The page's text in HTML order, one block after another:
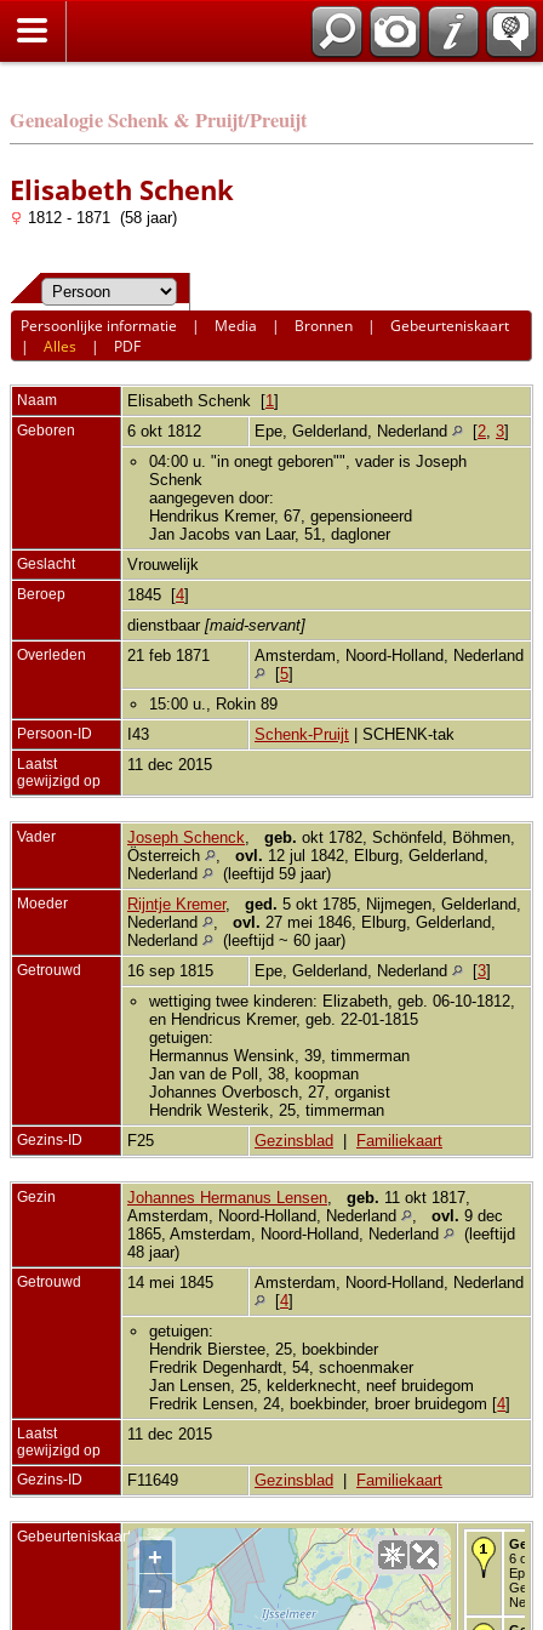
Genealogie Schenk & Pruijt/Preuijt
Elisabeth Schenk
1812 - 1871 (58 jaar)
Persoonlijke informatie | Media | Bronnen |Gebeurteniskaart
|Alles | PDF
Naam Elisabeth Schenk [1]
Geboren 6 okt 1812 Epe, Gelderland, Nederland [2, 3]
04:00 u. "in onegt geboren"", vader is Joseph
Schenk
aangegeven door:
Hendrikus Kremer, 67, gepensioneerd
Jan Jacobs van Laar, 51, dagloner
Geslacht Vrouwelijk
Beroep 1845 [4]
dienstbaar [maid-servant]
Overleden 21 feb 1871
Amsterdam, Noord-Holland, Nederland
[5]
15:00 u., Rokin 89
Persoon-ID I43 Schenk-Pruijt | SCHENK-tak
Laatst
gewijzigd op
11 dec 2015
Vader Joseph Schenck, geb. okt 1782, Schönfeld, Böhmen,
Österreich
, ovl. 12 jul 1842, Elburg, Gelderland,
Nederland
(leeftijd 59 jaar)
Moeder Rijntje Kremer, ged. 5 okt 1785, Nijmegen, Gelderland,
Nederland
, ovl. 27 mei 1846, Elburg, Gelderland,
Nederland
(leeftijd ~ 60 jaar)
Getrouwd 16 sep 1815 Epe, Gelderland, Nederland [3]
wettiging twee kinderen: Elizabeth, geb. 06-10-1812,
en Hendricus Kremer, geb. 22-01-1815
getuigen:
Hermannus Wensink, 39, timmerman
Jan van de Poll, 38, koopman
Johannes Overbosch, 27, organist
Hendrik Westerik, 25, timmerman
Gezins-ID F25 Gezinsblad Familiekaart
Gezin Johannes Hermanus Lensen, geb. 11 okt 1817,
Amsterdam, Noord-Holland, Nederland
, ovl. 9 dec
1865, Amsterdam, Noord-Holland, Nederland
(leeftijd
48 jaar)
Getrouwd 14 mei 1845
Amsterdam, Noord-Holland, Nederland
[4]
getuigen:
Hendrik Bierstee, 25, boekbinder
Fredrik Degenhardt, 54, schoenmaker
Jan Lensen, 25, kelderknecht, neef bruidegom
Fredrik Lensen, 24, boekbinder, broer bruidegom [4]
Laatst
gewijzigd op
11 dec 2015
Gezins-ID F11649 Gezinsblad Familiekaart
Gebeurteniskaart
+
−
6 okt
Epe,